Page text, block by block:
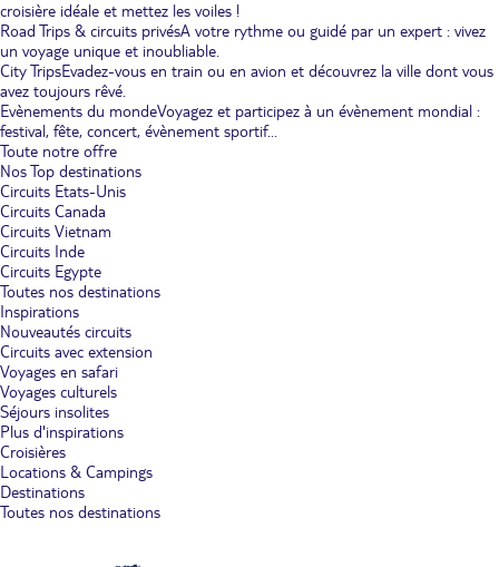
croisière idéale et mettez les voiles !
Road Trips & circuits privésA votre rythme ou guidé par un expert : vivez
un voyage unique et inoubliable.
City TripsEvadez-vous en train ou en avion et découvrez la ville dont vous
avez toujours rêvé.
Evènements du mondeVoyagez et participez à un évènement mondial :
festival, fête, concert, évènement sportif...
Toute notre offre
Nos Top destinations
Circuits Etats-Unis
Circuits Canada
Circuits Vietnam
Circuits Inde
Circuits Egypte
Toutes nos destinations
Inspirations
Nouveautés circuits
Circuits avec extension
Voyages en safari
Voyages culturels
Séjours insolites
Plus d'inspirations
Croisières
Locations & Campings
Destinations
Toutes nos destinations